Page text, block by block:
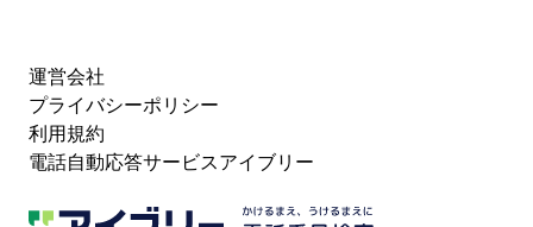
運営会社
プライバシーポリシー
利用規約
電話自動応答サービスアイブリー